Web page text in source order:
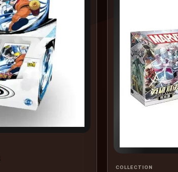
COLLECTION